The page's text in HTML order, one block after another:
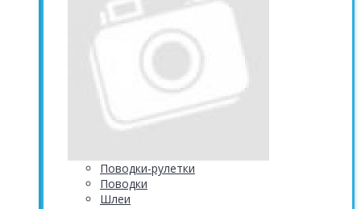
Поводки-рулетки
Поводки
Шлеи